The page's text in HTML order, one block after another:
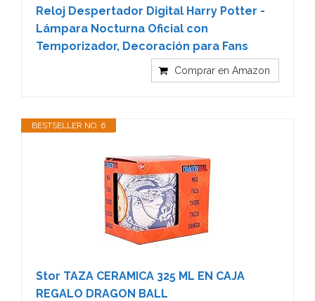
Reloj Despertador Digital Harry Potter -
Lámpara Nocturna Oficial con
Temporizador, Decoración para Fans
Comprar en Amazon
BESTSELLER NO. 6
Stor TAZA CERAMICA 325 ML EN CAJA
REGALO DRAGON BALL